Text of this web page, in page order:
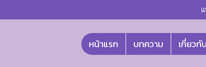
หน้าแรก บทความ เกี่ยวกั